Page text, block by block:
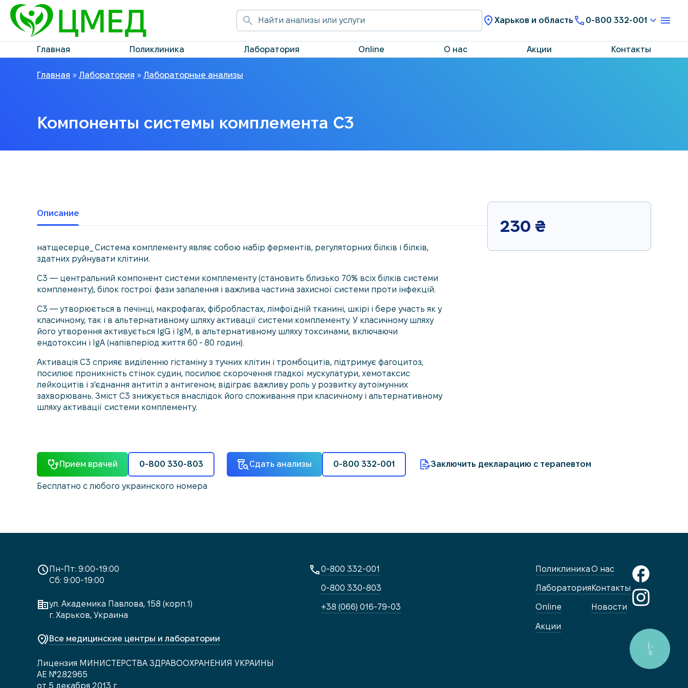
Харьков и область 0-800 332-001
Главная Поликлиника Лаборатория Online О нас Акции Контакты
Главная » Лаборатория » Лабораторные анализы
Компоненты системы комплемента С3
Описание
натщесерце_ Система комплементу являє собою набір ферментів, регуляторних білків і білків,
здатних руйнувати клітини.
С3 — центральний компонент системи комплементу (становить близько 70% всіх білків системи
комплементу), білок гострої фази запалення і важлива частина захисної системи проти інфекцій.
С3 — утворюється в печінці, макрофагах, фібробластах, лімфоїдній тканині, шкірі і бере участь як у
класичному, так і в альтернативному шляху активації системи комплементу. У класичному шляху
його утворення активується IgG і IgM, в альтернативному шляху токсинами, включаючи
ендотоксин і IgA (напівперіод життя 60 - 80 годин).
Активація С3 сприяє виділенню гістаміну з тучних клітин і тромбоцитів, підтримує фагоцитоз,
посилює проникність стінок судин, посилює скорочення гладкої мускулатури, хемотаксис
лейкоцитів і з'єднання антитіл з антигеном; відіграє важливу роль у розвитку аутоімунних
захворювань. Зміст С3 знижується внаслідок його споживання при класичному і альтернативному
шляху активації системи комплементу.
230 ₴
Прием врачей 0-800 330-803 Сдать анализы 0-800 332-001
Бесплатно с любого украинского номера
Заключить декларацию с терапевтом
Пн-Пт: 9:00-19:00
Сб: 9:00-19:00
ул. Академика Павлова, 158 (корп.1)
г. Харьков, Украина
Все медицинские центры и лаборатории
Лицензия МИНИСТЕРСТВА ЗДРАВООХРАНЕНИЯ УКРАИНЫ
АЕ №282965
от 5 декабря 2013 г.
0-800 332-001
0-800 330-803
+38 (066) 016-79-03
Поликлиника
Лаборатория
Online
Акции
О нас
Контакты
Новости
КНОПКА
ЗВ'ЯЗКУ